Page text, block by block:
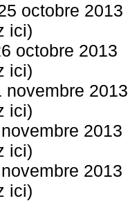
octobre 2013
ici)
octobre 2013
ici)
novembre 2013
ici)
2013
ici)
2013
ici)